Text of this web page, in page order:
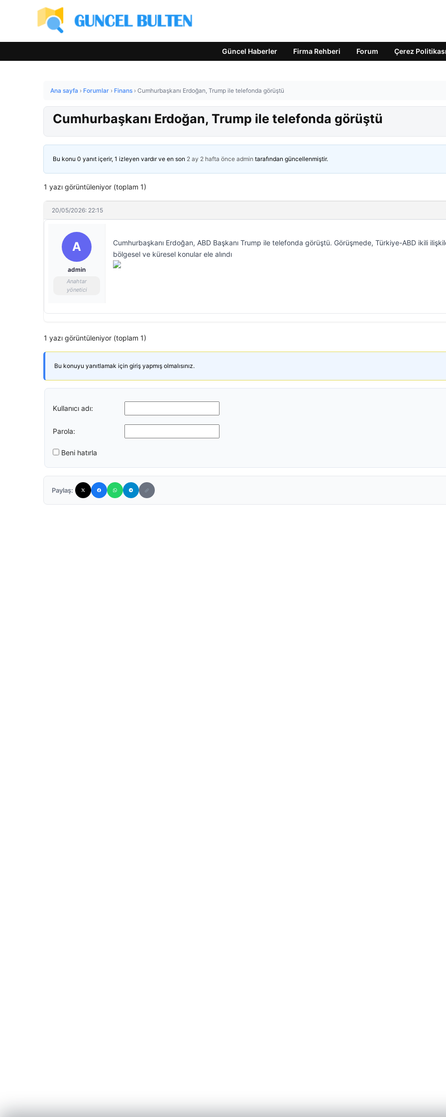
Güncel Haberler Firma Rehberi Forum Çerez Politikası
Ana sayfa › Forumlar › Finans › Cumhurbaşkanı Erdoğan, Trump ile telefonda görüştü
Cumhurbaşkanı Erdoğan, Trump ile telefonda görüştü
Bu konu 0 yanıt içerir, 1 izleyen vardır ve en son 2 ay 2 hafta önce admin tarafından güncellenmiştir.
1 yazı görüntüleniyor (toplam 1)
20/05/2026: 22:15
A
admin
Anahtar
yönetici
Cumhurbaşkanı Erdoğan, ABD Başkanı Trump ile telefonda görüştü. Görüşmede, Türkiye-ABD ikili
bölgesel ve küresel konular ele alındı
1 yazı görüntüleniyor (toplam 1)
Bu konuyu yanıtlamak için giriş yapmış olmalısınız.
Kullanıcı adı:
Parola:
Beni hatırla
Paylaş: